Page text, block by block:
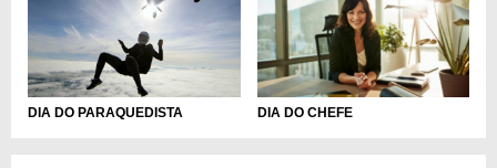
DIA DO PARAQUEDISTA DIA DO CHEFE